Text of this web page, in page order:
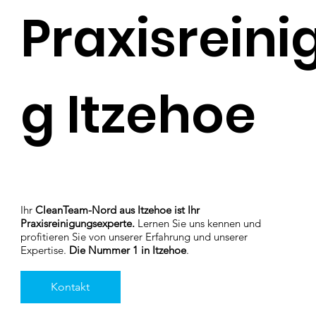
g Itzehoe
Ihr CleanTeam-Nord aus Itzehoe ist Ihr
Praxisreinigungsexperte.Lernen Sie uns kennen und
profitieren Sie von unserer Erfahrung und unserer
Expertise. Die Nummer 1 in Itzehoe.
Kontakt